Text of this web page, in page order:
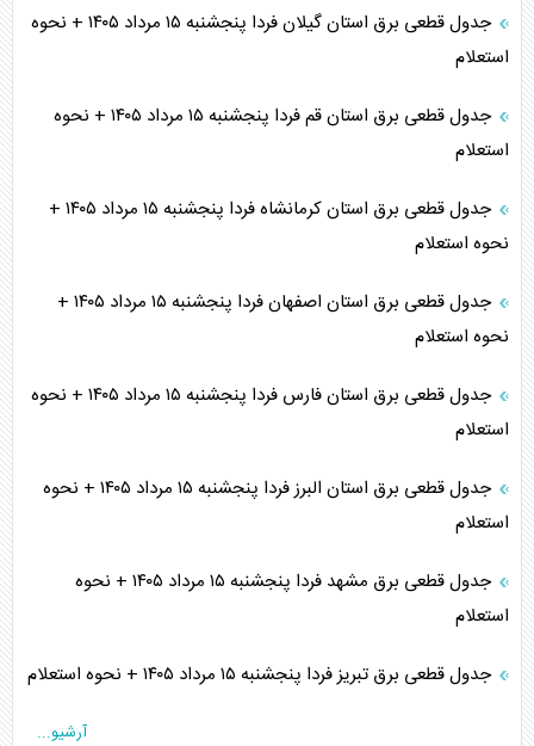
جدول قطعی برق استان گیلان فردا پنجشنبه ۱۵ مرداد ۱۴۰۵ + نحوه
استعلام
جدول قطعی برق استان قم فردا پنجشنبه ۱۵ مرداد ۱۴۰۵ + نحوه
استعلام
جدول قطعی برق استان کرمانشاه فردا پنجشنبه ۱۵ مرداد ۱۴۰۵ +
نحوه استعلام
جدول قطعی برق استان اصفهان فردا پنجشنبه ۱۵ مرداد ۱۴۰۵ +
نحوه استعلام
جدول قطعی برق استان فارس فردا پنجشنبه ۱۵ مرداد ۱۴۰۵ + نحوه
استعلام
جدول قطعی برق استان البرز فردا پنجشنبه ۱۵ مرداد ۱۴۰۵ + نحوه
استعلام
جدول قطعی برق مشهد فردا پنجشنبه ۱۵ مرداد ۱۴۰۵ + نحوه
استعلام
جدول قطعی برق تبریز فردا پنجشنبه ۱۵ مرداد ۱۴۰۵ + نحوه استعلام
آرشیو...